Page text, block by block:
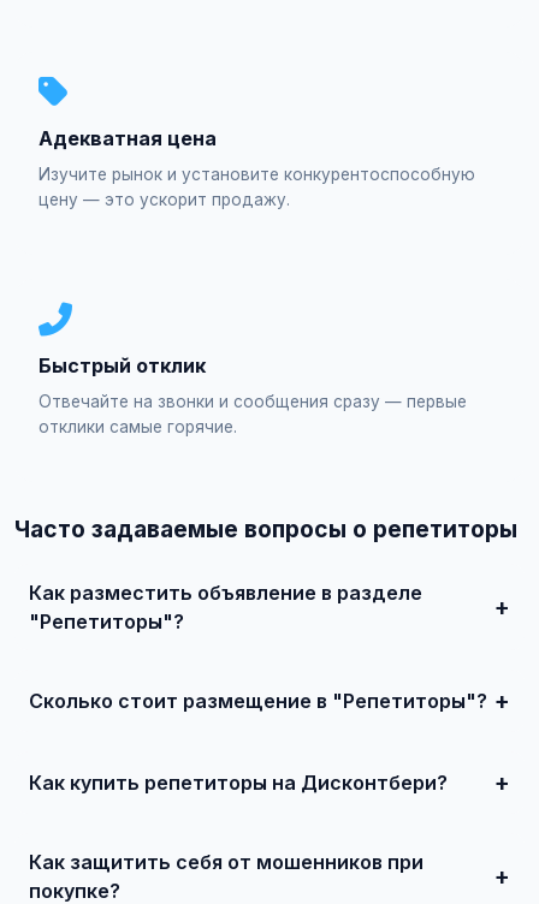
Адекватная цена
Изучите рынок и установите конкурентоспособную
цену — это ускорит продажу.
Быстрый отклик
Отвечайте на звонки и сообщения сразу — первые
отклики самые горячие.
Часто задаваемые вопросы о репетиторы
Как разместить объявление в разделе
"Репетиторы"?
Репетиторы", заполните форму и опубликуйте. Первые
Сколько стоит размещение в "Репетиторы"?
доступно платное продвижение всего от 500 ₽ в месяц.
Как купить репетиторы на Дисконтбери?
встрече и совершите сделку.
Как защитить себя от мошенников при
покупке?